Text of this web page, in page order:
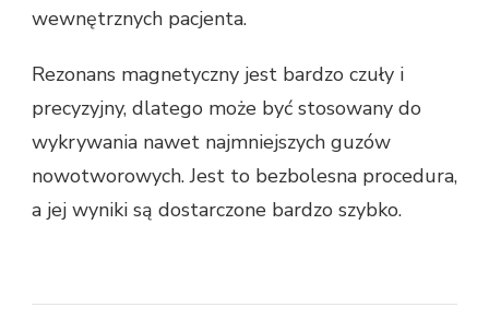
wewnętrznych pacjenta.
Rezonans magnetyczny jest bardzo czuły i
precyzyjny, dlatego może być stosowany do
wykrywania nawet najmniejszych guzów
nowotworowych. Jest to bezbolesna procedura,
a jej wyniki są dostarczone bardzo szybko.